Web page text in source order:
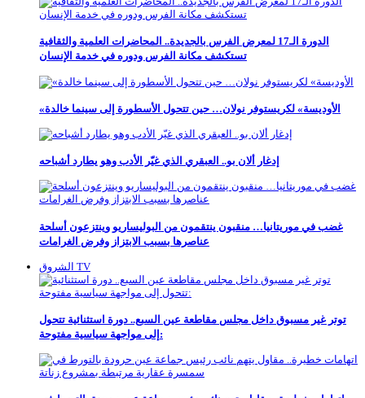
الدورة الـ17 لمعرض الفرس بالجديدة.. المحاضرات العلمية والثقافية
تستكشف مكانة الفرس ودوره في خدمة الإنسان
«الأوديسة» لكريستوفر نولان… حين تتحول الأسطورة إلى سينما خالدة
إدغار ألان بو.. العبقري الذي غيّر الأدب وهو يطارد أشباحه
غضب في موريتانيا… منقبون ينتقمون من البوليساريو وينتزعون أسلحة
عناصرها بسبب الابتزاز وفرض الغرامات
الشروق TV
توتر غير مسبوق داخل مجلس مقاطعة عين السبع.. دورة استثنائية تتحول
إلى مواجهة سياسية مفتوحة: